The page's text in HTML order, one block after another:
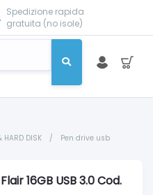
Spedizione rapida
gratuita (no isole)
HARD DISK / Pen drive usb
16GB USB 3.0 Cod.